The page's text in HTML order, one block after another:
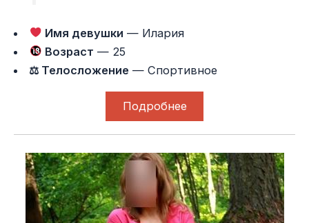
Имя девушки — Илария
Возраст — 25
⚖ Телосложение — Спортивное
Подробнее